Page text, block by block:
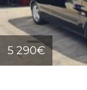
5 290€